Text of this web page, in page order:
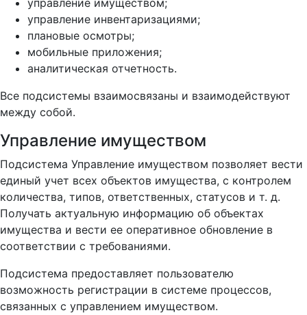
управление имуществом;
управление инвентаризациями;
плановые осмотры;
мобильные приложения;
аналитическая отчетность.
Все подсистемы взаимосвязаны и взаимодействуют
между собой.
Управление имуществом
Подсистема Управление имуществом позволяет вести
единый учет всех объектов имущества, с контролем
количества, типов, ответственных, статусов и т. д.
Получать актуальную информацию об объектах
имущества и вести ее оперативное обновление в
соответствии с требованиями.
Подсистема предоставляет пользователю
возможность регистрации в системе процессов,
связанных с управлением имуществом.